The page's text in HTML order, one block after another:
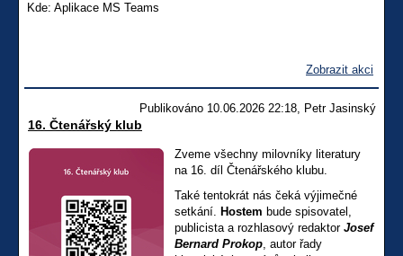
Kde: Aplikace MS Teams
Zobrazit akci
Publikováno 10.06.2026 22:18, Petr Jasinský
16. Čtenářský klub
Zveme všechny milovníky literatury
na 16. díl Čtenářského klubu.
Také tentokrát nás čeká výjimečné
setkání. Hostem bude spisovatel,
publicista a rozhlasový redaktor Josef
Bernard Prokop, autor řady